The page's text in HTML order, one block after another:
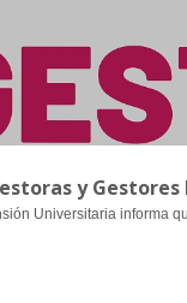
y
Universitaria informa